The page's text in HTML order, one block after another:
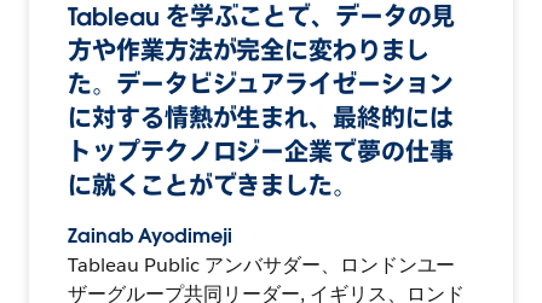
Tableau を学ぶことで、データの見
方や作業方法が完全に変わりまし
た。データビジュアライゼーション
に対する情熱が生まれ、最終的には
トップテクノロジー企業で夢の仕事
に就くことができました。
Zainab Ayodimeji
Tableau Public アンバサダー、ロンドンユー
ザーグループ共同リーダー, イギリス、ロンド